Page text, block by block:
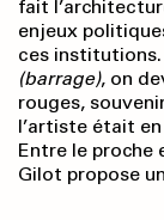
fait
enjeux
ces institutions.
(barrage), on
rouges,
l’artiste était
Entre le proche
Gilot propose